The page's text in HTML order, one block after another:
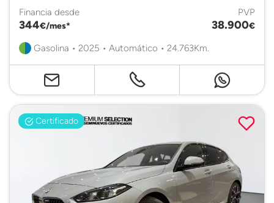
Financia desde
344€/mes*
PVP
38.900€
Gasolina • 2025 • Automático • 24.763Km.
Certificado